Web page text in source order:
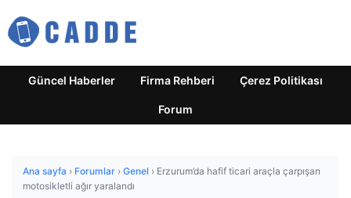
Güncel Haberler Firma Rehberi Çerez Politikası
Forum
Ana sayfa › Forumlar › Genel › Erzurum’da hafif ticari araçla çarpışan
motosikletli ağır yaralandı